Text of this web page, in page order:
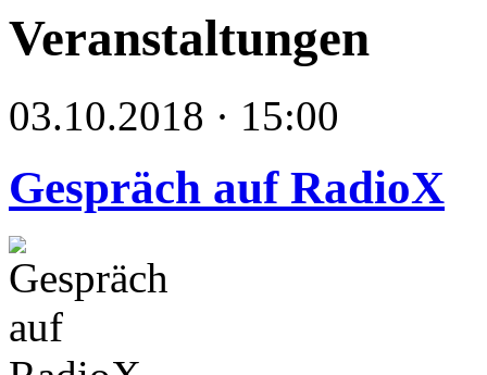
Veranstaltungen
03.10.2018 · 15:00
Gespräch auf RadioX